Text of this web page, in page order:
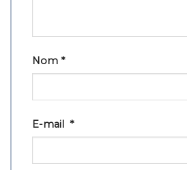
Nom *
E-mail *